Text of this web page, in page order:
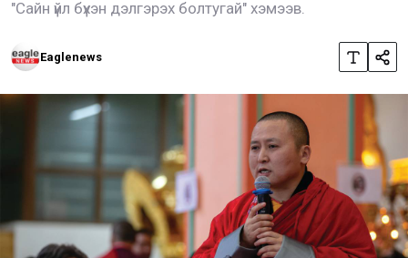
"Сайн үйл бүхэн дэлгэрэх болтугай" хэмээв.
Eaglenews